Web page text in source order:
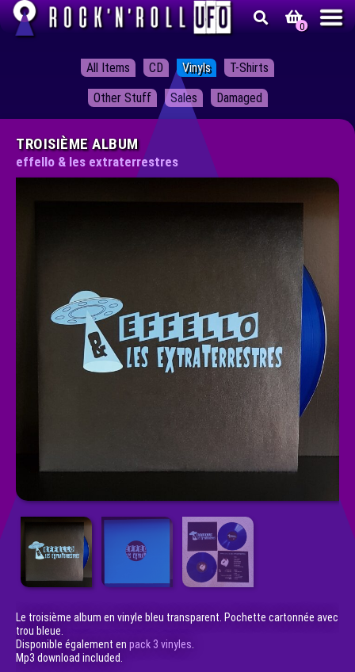
0
Rock'n'roll UFO
All Items CD Vinyls
T-Shirts
Other Stuff
Sales Damaged
TROISIÈME ALBUM
effello & les extraterrestres
Le troisième album en vinyle bleu transparent. Pochette cartonnée avec
trou bleue.
Disponible également en pack 3 vinyles.
Mp3 download included.